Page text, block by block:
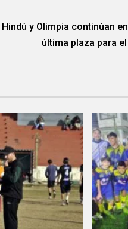
Hindú y Olimpia continúan
última plaza para